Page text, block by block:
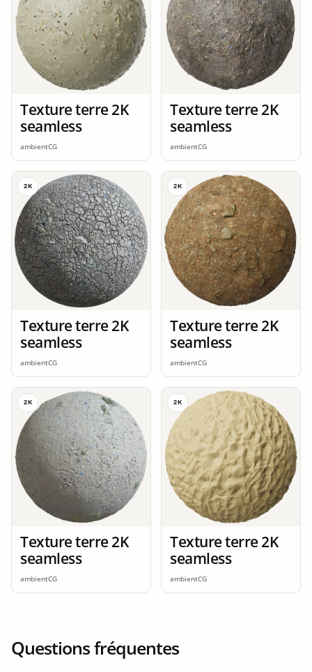
Texture terre 2K
seamless
ambientCG
Texture terre 2K
seamless
ambientCG
2K
Texture terre 2K
seamless
ambientCG
2K
Texture terre 2K
seamless
ambientCG
2K
Texture terre 2K
seamless
ambientCG
2K
Texture terre 2K
seamless
ambientCG
Questions fréquentes